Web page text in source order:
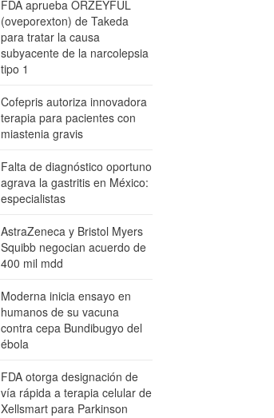
FDA aprueba ORZEYFUL
(oveporexton) de Takeda
para tratar la causa
subyacente de la narcolepsia
tipo 1
Cofepris autoriza innovadora
terapia para pacientes con
miastenia gravis
Falta de diagnóstico oportuno
agrava la gastritis en México:
especialistas
AstraZeneca y Bristol Myers
Squibb negocian acuerdo de
400 mil mdd
Moderna inicia ensayo en
humanos de su vacuna
contra cepa Bundibugyo del
ébola
FDA otorga designación de
vía rápida a terapia celular de
Xellsmart para Parkinson